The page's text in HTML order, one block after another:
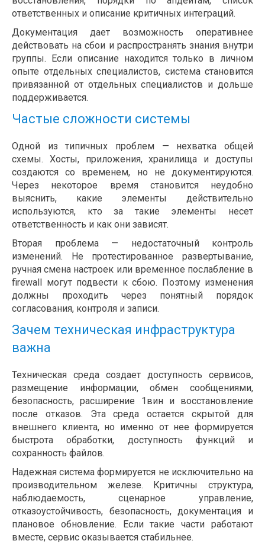
ответственных и описание критичных интеграций.
Документация дает возможность оперативнее
действовать на сбои и распространять знания внутри
группы. Если описание находится только в личном
опыте отдельных специалистов, система становится
привязанной от отдельных специалистов и дольше
поддерживается.
Частые сложности системы
Одной из типичных проблем — нехватка общей
схемы. Хосты, приложения, хранилища и доступы
создаются со временем, но не документируются.
Через некоторое время становится неудобно
выяснить, какие элементы действительно
используются, кто за такие элементы несет
ответственность и как они зависят.
Вторая проблема — недостаточный контроль
изменений. Не протестированное развертывание,
ручная смена настроек или временное послабление в
firewall могут подвести к сбою. Поэтому изменения
должны проходить через понятный порядок
согласования, контроля и записи.
Зачем техническая инфраструктура
важна
Техническая среда создает доступность сервисов,
размещение информации, обмен сообщениями,
безопасность, расширение 1вин и восстановление
после отказов. Эта среда остается скрытой для
внешнего клиента, но именно от нее формируется
быстрота обработки, доступность функций и
сохранность файлов.
Надежная система формируется не исключительно на
производительном железе. Критичны структура,
наблюдаемость, сценарное управление,
отказоустойчивость, безопасность, документация и
плановое обновление. Если такие части работают
вместе, сервис оказывается стабильнее.